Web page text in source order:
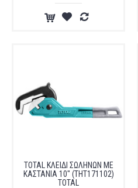
TOTAL ΚΛΕΙΔΙ ΣΩΛΗΝΩΝ ΜΕ
ΚΑΣΤΑΝΙΑ 10" (THT171102)
TOTAL